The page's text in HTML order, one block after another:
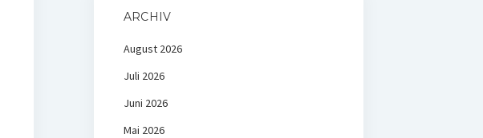
ARCHIV
August 2026
Juli 2026
Juni 2026
Mai 2026